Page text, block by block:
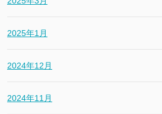
2025年1月
2024年12月
2024年11月